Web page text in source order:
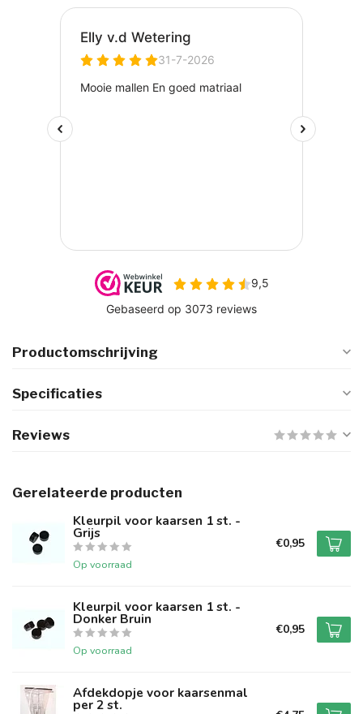
Productomschrijving
Specificaties
Reviews
Gerelateerde producten
Kleurpil voor kaarsen 1 st. -
Grijs
Op voorraad
€0,95
Kleurpil voor kaarsen 1 st. -
Donker Bruin
Op voorraad
€0,95
Afdekdopje voor kaarsenmal
per 2 st.